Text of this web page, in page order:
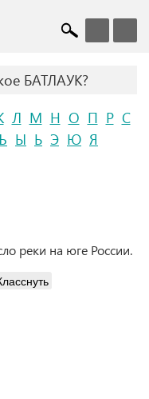
БАТЛАУК?
Л М Н О П Р С
Ы Ь Э Ю Я
реки на юге России.